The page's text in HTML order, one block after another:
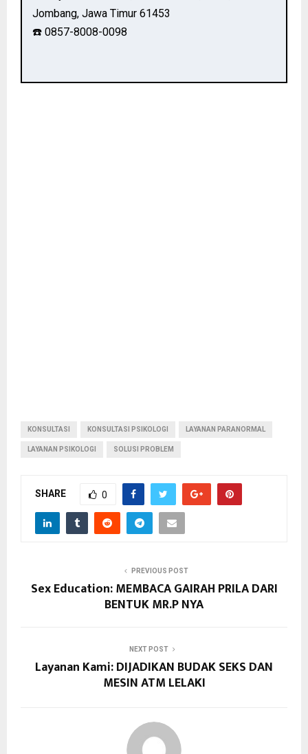
Jombang, Jawa Timur 61453
☎️ 0857-8008-0098
KONSULTASI KONSULTASI PSIKOLOGI LAYANAN PARANORMAL
LAYANAN PSIKOLOGI SOLUSI PROBLEM
SHARE 0
PREVIOUS POST
Sex Education: MEMBACA GAIRAH PRILA DARI
BENTUK MR.P NYA
NEXT POST
Layanan Kami: DIJADIKAN BUDAK SEKS DAN
MESIN ATM LELAKI